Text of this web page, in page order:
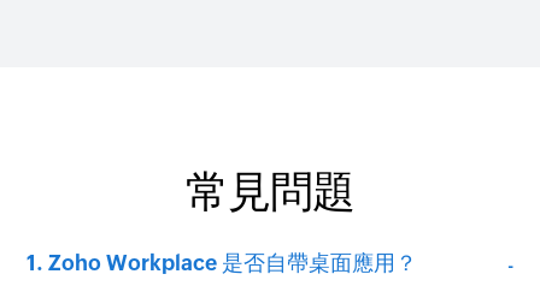
常見問題
Zoho Workplace 是否自帶桌面應用？